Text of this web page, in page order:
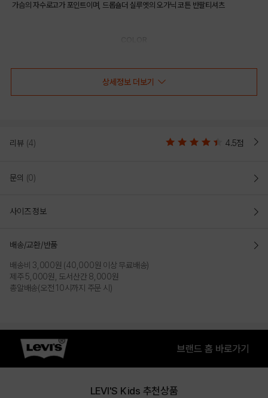
가슴의 자수로고가 포인트이며, 드롭숄더 실루엣의 오가닉 코튼 반팔티셔츠
상세정보 더보기
리뷰 (4) 4.5점
문의 (0)
사이즈 정보
배송/교환/반품
배송비 3,000원 (40,000원 이상 무료배송)
제주 5,000원, 도서산간 8,000원
총알배송(오전 10시까지 주문 시)
LEVI'S Kids 추천상품